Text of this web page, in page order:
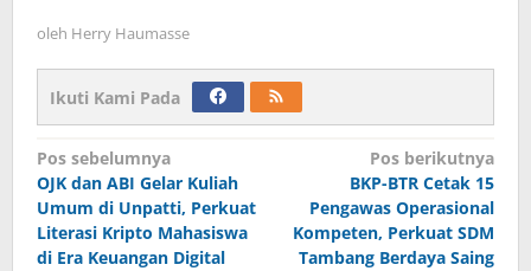
oleh Herry Haumasse
Ikuti Kami Pada
Navigasi
pos
Pos sebelumnya
OJK dan ABI Gelar Kuliah
Umum di Unpatti, Perkuat
Literasi Kripto Mahasiswa
di Era Keuangan Digital
Pos berikutnya
BKP-BTR Cetak 15
Pengawas Operasional
Kompeten, Perkuat SDM
Tambang Berdaya Saing